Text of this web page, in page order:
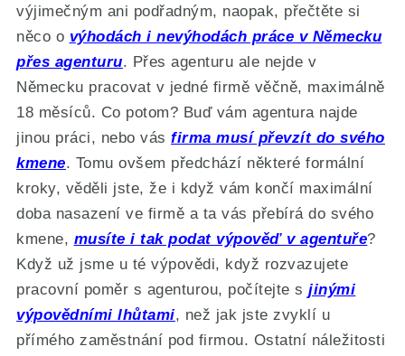
výjimečným ani podřadným, naopak, přečtěte si
něco o výhodách i nevýhodách práce v Německu
přes agenturu. Přes agenturu ale nejde v
Německu pracovat v jedné firmě věčně, maximálně
18 měsíců. Co potom? Buď vám agentura najde
jinou práci, nebo vásfirma musí převzít do svého
kmene. Tomu ovšem předchází některé formální
kroky, věděli jste, že i když vám končí maximální
doba nasazení ve firmě a ta vás přebírá do svého
kmene, musíte i tak podat výpověď v agentuře?
Když už jsme u té výpovědi, když rozvazujete
pracovní poměr s agenturou, počítejte sjinými
výpovědními lhůtami, než jak jste zvyklí u
přímého zaměstnání pod firmou. Ostatní náležitosti